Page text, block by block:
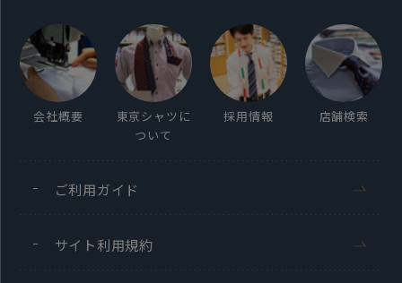
会社概要
東京シャツに
ついて
採用情報 店舗検索
ご利用ガイド
サイト利用規約